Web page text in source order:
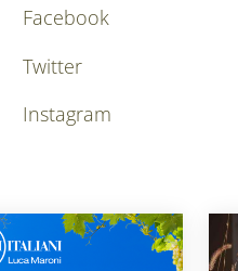
Facebook
Twitter
Instagram